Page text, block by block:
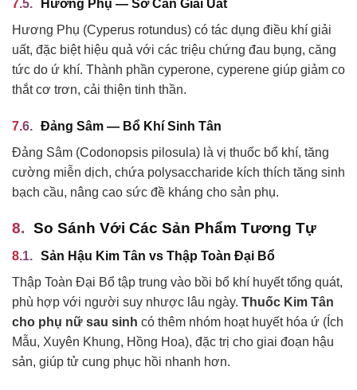
Hương Phụ — Sơ Can Giải Uất
Hương Phụ (Cyperus rotundus) có tác dụng điều khí giải
uất, đặc biệt hiệu quả với các triệu chứng đau bụng, căng
tức do ứ khí. Thành phần cyperone, cyperene giúp giảm co
thắt cơ trơn, cải thiện tinh thần.
Đảng Sâm — Bổ Khí Sinh Tân
Đảng Sâm (Codonopsis pilosula) là vị thuốc bổ khí, tăng
cường miễn dịch, chứa polysaccharide kích thích tăng sinh
bạch cầu, nâng cao sức đề kháng cho sản phụ.
So Sánh Với Các Sản Phẩm Tương Tự
Sản Hậu Kim Tân vs Thập Toàn Đại Bổ
Thập Toàn Đại Bổ tập trung vào bồi bổ khí huyết tổng quát,
phù hợp với người suy nhược lâu ngày. Thuốc Kim Tân
cho phụ nữ sau sinh có thêm nhóm hoạt huyết hóa ứ (Ích
Mẫu, Xuyên Khung, Hồng Hoa), đặc trị cho giai đoạn hậu
sản, giúp tử cung phục hồi nhanh hơn.